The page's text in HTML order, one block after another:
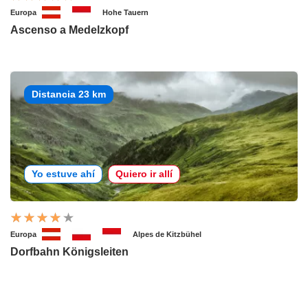
Europa Hohe Tauern
Ascenso a Medelzkopf
Distancia 23 km
Yo estuve ahí Quiero ir allí
Europa Alpes de Kitzbühel
Dorfbahn Königsleiten